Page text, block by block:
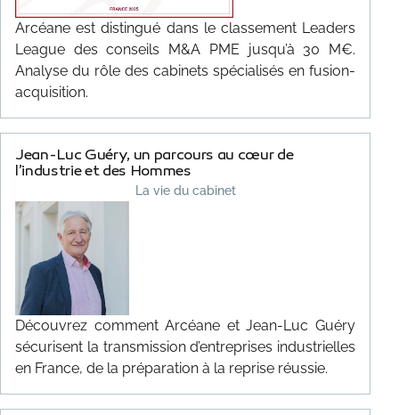
Arcéane est distingué dans le classement Leaders
League des conseils M&A PME jusqu’à 30 M€.
Analyse du rôle des cabinets spécialisés en fusion-
acquisition.
Jean-Luc Guéry, un parcours au cœur de
l’industrie et des Hommes
La vie du cabinet
Découvrez comment Arcéane et Jean-Luc Guéry
sécurisent la transmission d’entreprises industrielles
en France, de la préparation à la reprise réussie.